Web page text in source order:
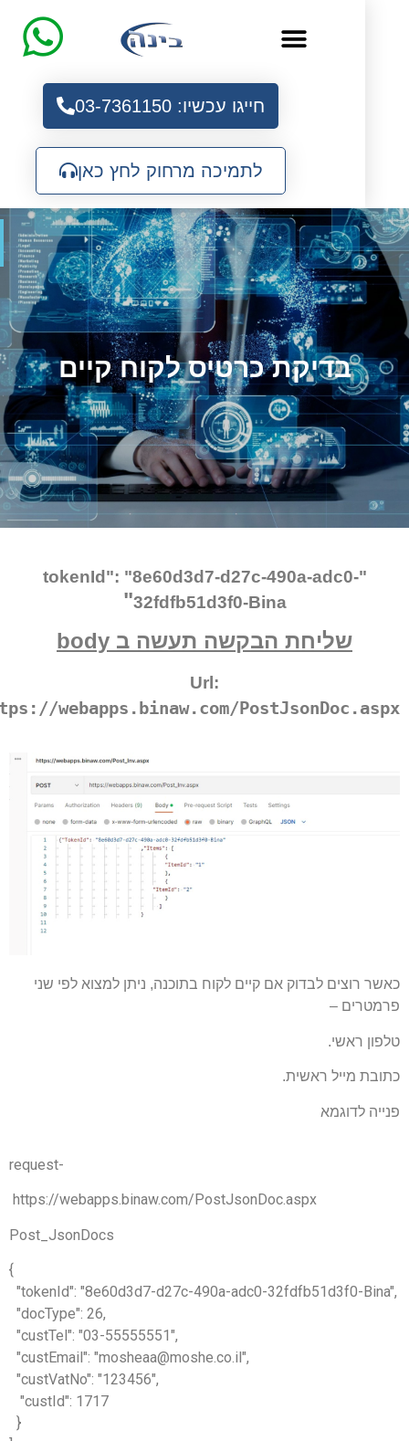
חייגו עכשיו: 03-7361150
לתמיכה מרחוק לחץ כאן
בדיקת כרטיס לקוח קיים
"tokenId": "8e60d3d7-d27c-490a-adc0-
32fdfb51d3f0-Bina
"
שליחת הבקשה תעשה ב body
Url:
https://webapps.binaw.com/
רוצים לבדוק אם קיים לקוח בתוכנה, ניתן למצוא לפי שני
–
ראשי.
מייל ראשית.
לדוגמא
request-
https://webapps.binaw.com/PostJsonDoc.aspx
Post_JsonDocs
"tokenId": "8e60d3d7-d27c-490a-adc0-32fdfb51d3f0-
"docType": 26,
"custTel": "03-55555551",
"custEmail": "mosheaa@moshe.co.il",
"custVatNo": "123456",
"custId": 1717